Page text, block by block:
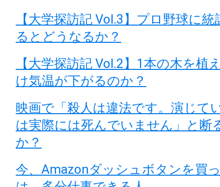
【大学探訪記 Vol.3】プロ野球に
るとどうなるか？
【大学探訪記 Vol.2】1本の木を植
け気温が下がるのか？
映画で「殺人は違法です。演じて
は実際には死んでいません」と断
か？
今、Amazonダッシュボタンを買